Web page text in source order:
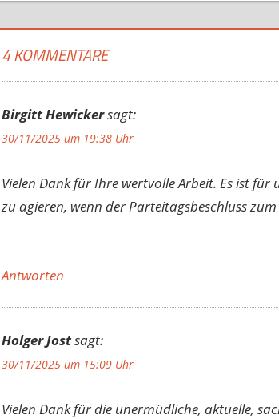
4 KOMMENTARE
Birgitt Hewickersagt:
30/11/2025 um 19:38 Uhr
Vielen Dank für Ihre wertvolle Arbeit. Es ist
zu agieren, wenn der Parteitagsbeschluss
Antworten
Holger Jostsagt:
30/11/2025 um 15:09 Uhr
Vielen Dank für die unermüdliche, aktuelle,